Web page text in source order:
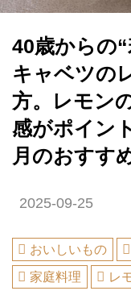
40歳からの
キャベツの
方。レモン
感がポイン
月のおすす
2025-09-25
おいしいもの
家庭料理
レ